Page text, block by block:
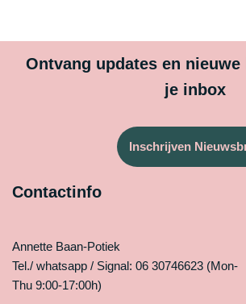
Ontvang updates en
je inbox
Inschrijven
Contactinfo
Annette Baan-Potiek
Tel./ whatsapp / Signal: 06 30746623 (Mon-
Thu 9:00-17:00h)